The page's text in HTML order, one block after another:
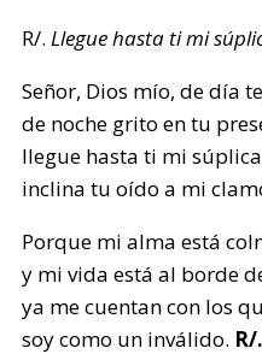
R/.Llegue hasta ti mi
Señor, Dios mío, de día
de noche grito en tu
llegue hasta ti mi
inclina tu oído a mi
Porque mi alma está
y mi vida está al borde
ya me cuentan con los
soy como un inválido. R/.